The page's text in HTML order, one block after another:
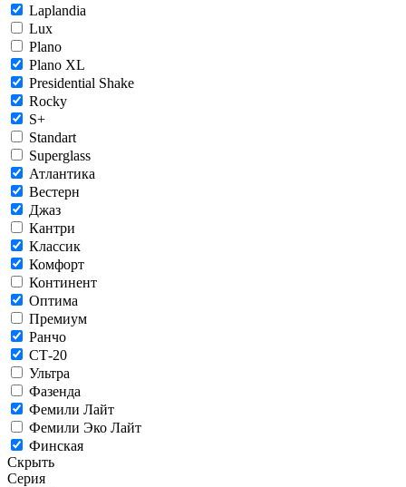
Laplandia
Lux
Plano
Plano XL
Presidential Shake
Rocky
S+
Standart
Superglass
Атлантика
Вестерн
Джаз
Кантри
Классик
Комфорт
Континент
Оптима
Премиум
Ранчо
СТ-20
Ультра
Фазенда
Фемили Лайт
Фемили Эко Лайт
Финская
Скрыть
Серия